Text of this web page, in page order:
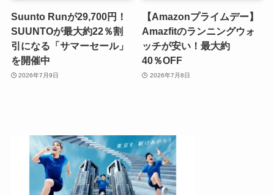
Suunto Runが29,700円！
SUUNTOが最大約22％割
引になる「サマーセール」
を開催中
2026年7月9日
【Amazonプライムデー】
Amazfitのランニングウォ
ッチが安い！最大約
40％OFF
2026年7月8日